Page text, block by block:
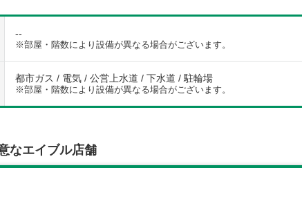
--
※部屋・階数により設備が異なる場合がございます。
都市ガス / 電気 / 公営上水道 / 下水道 / 駐輪場
※部屋・階数により設備が異なる場合がございます。
なエイブル店舗